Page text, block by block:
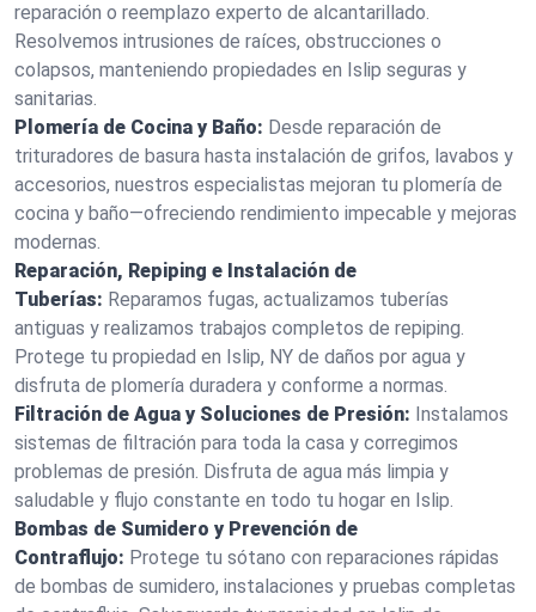
reparación o reemplazo experto de alcantarillado.
Resolvemos intrusiones de raíces, obstrucciones o
colapsos, manteniendo propiedades en Islip seguras y
sanitarias.
Plomería de Cocina y Baño: Desde reparación de
trituradores de basura hasta instalación de grifos, lavabos y
accesorios, nuestros especialistas mejoran tu plomería de
cocina y baño—ofreciendo rendimiento impecable y mejoras
modernas.
Reparación, Repiping e Instalación de
Tuberías: Reparamos fugas, actualizamos tuberías
antiguas y realizamos trabajos completos de repiping.
Protege tu propiedad en Islip, NY de daños por agua y
disfruta de plomería duradera y conforme a normas.
Filtración de Agua y Soluciones de Presión: Instalamos
sistemas de filtración para toda la casa y corregimos
problemas de presión. Disfruta de agua más limpia y
saludable y flujo constante en todo tu hogar en Islip.
Bombas de Sumidero y Prevención de
Contraflujo: Protege tu sótano con reparaciones rápidas
de bombas de sumidero, instalaciones y pruebas completas